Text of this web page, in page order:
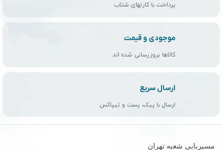
پرداخت با کارتهای شتاب
موجودی و قیمت
کالاها بروزرسانی شده اند
ارسال سریع
ارسال با پیک، پست و تیپاکس
مسیربابی شعبه تهران